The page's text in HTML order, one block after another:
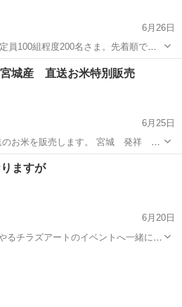
6月26日
員100組程度200名さま。先着順で完
にはオンライン譲渡会で対応出来ま
会場
宮城産 直送お米特別販売
6月25日
お米を販売します。 宮城 発祥 ヒ
をたくさん持って行きますので是非
展示会
ますが
6月20日
るチラズアートのイベントへ一緒に行